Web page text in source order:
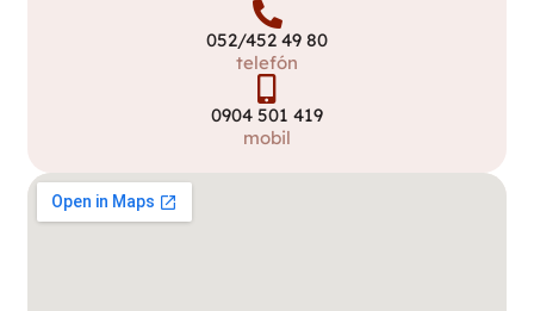
052/452 49 80
telefón
0904 501 419
mobil